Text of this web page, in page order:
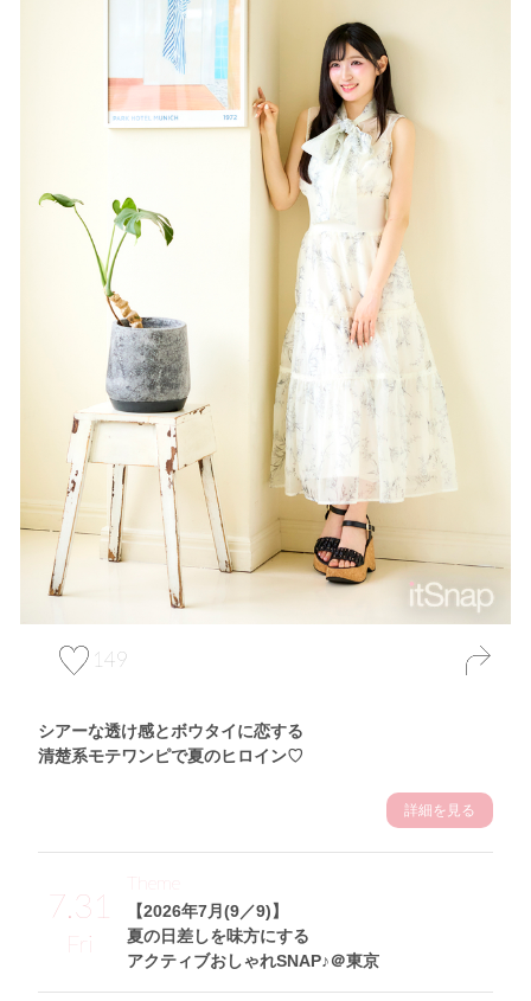
149
シアーな透け感とボウタイに恋する
清楚系モテワンピで夏のヒロイン♡
詳細を見る
7.31
Fri
【2026年7月(9／9)】
夏の日差しを味方にする
アクティブおしゃれSNAP♪＠東京
Theme